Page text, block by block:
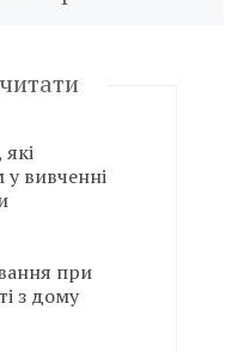
вивченні
при
з дому